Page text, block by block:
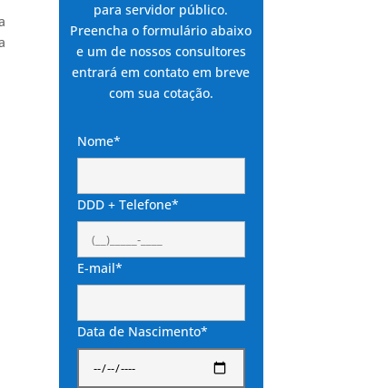
para servidor público.
Preencha o formulário abaixo
e um de nossos consultores
entrará em contato em breve
com sua cotação.
Nome*
DDD + Telefone*
E-mail*
Data de Nascimento*